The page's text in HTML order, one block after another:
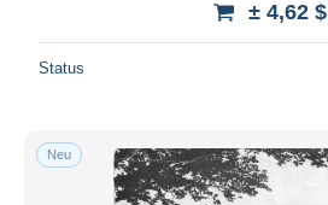
± 4,62 $
Status
Neu